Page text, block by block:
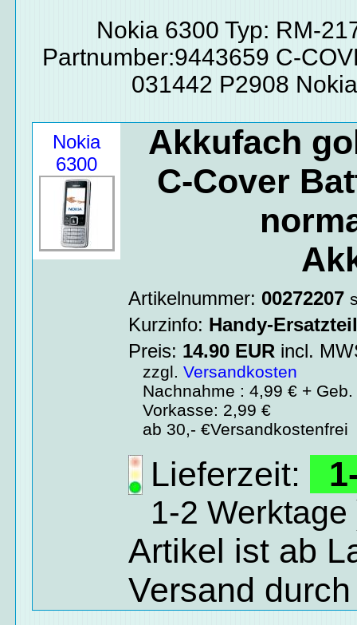
Nokia 6300 Typ: RM-
Partnumber:9443659 C-
031442 P2908
Nokia
6300
Akkufach
C-Cover
Artikelnummer: 00272207
Kurzinfo: Handy-
Preis: 14.90 EUR incl.
zzgl.Versandkosten
Nachnahme : 4,99 € + Geb.
Vorkasse: 2,99 €
ab 30,- €Versandkostenfrei
Lieferzeit:
1-2 Werktage
Artikel ist ab
Versand